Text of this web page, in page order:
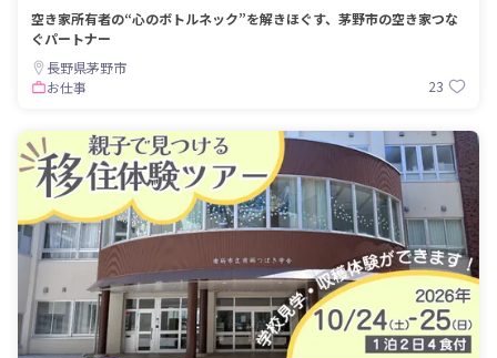
空き家所有者の“心のボトルネック”を解きほぐす、茅野市の空き家つな
ぐパートナー
長野県茅野市
お仕事
23